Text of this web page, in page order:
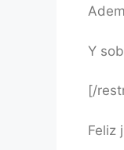
Y
[/
Feliz